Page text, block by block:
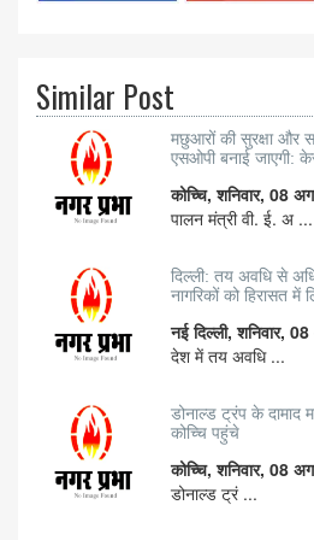
Similar Post
मछुआरों की सुरक्षा और
एसओपी बनाई जाएगी:
कोच्चि, शनिवार, 08
पालन मंत्री वी. ई. अ ...
दिल्ली: तय अवधि से
नागरिकों को हिरासत में
नई दिल्ली, शनिवार,
देश में तय अवधि ...
डोनाल्ड ट्रंप के दामाद
कोच्चि पहुंचे
कोच्चि, शनिवार, 08
डोनाल्ड ट्रं ...